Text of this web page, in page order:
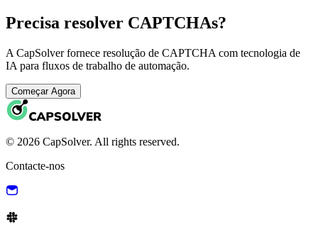
Precisa resolver CAPTCHAs?
A CapSolver fornece resolução de CAPTCHA com tecnologia de
IA para fluxos de trabalho de automação.
Começar Agora
© 2026 CapSolver. All rights reserved.
Contacte-nos